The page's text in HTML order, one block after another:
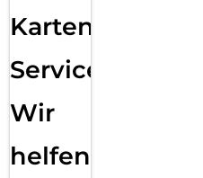
Karten
Service:
Wir
helfen